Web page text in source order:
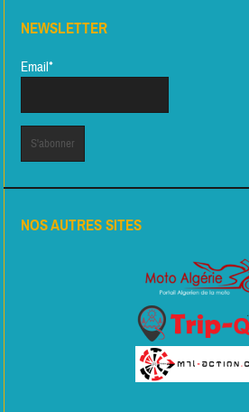
NEWSLETTER
Email*
NOS AUTRES SITES